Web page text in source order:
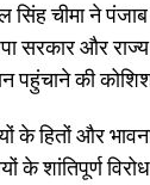
चीमा ने
सरकार और राज्य
पहुंचाने की
के हितों और
शांतिपूर्ण